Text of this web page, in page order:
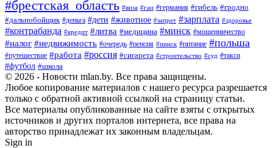
#брестская_область #виза #гаи #германия #гибель #гродно
#дальнобойщик #деньга #дети #животное #запрет #зарплата #здоровье
#контрабанда #кредит #литва #медицина #минск #мошенничество
#налог #недвижимость #очередь #пенсия #пинск #питание #польша
#путешествие #работа #россия #сигарета #строительство #суд #такси
#футбол #школа
© 2026 - Новости mlan.by. Все права защищены.
Любое копирование материалов с нашего ресурса разрешается
только с обратной активной ссылкой на страницу статьи.
Все материалы опубликованные на сайте взяты с открытых
источников и других порталов интернета, все права на
авторство принадлежат их законным владельцам.
Sign in